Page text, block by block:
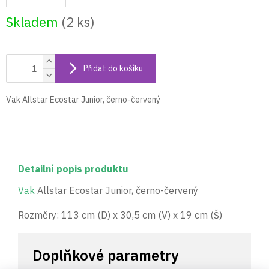
Skladem (2 ks)
Přidat do košíku
Vak Allstar Ecostar Junior, černo-červený
Detailní popis produktu
Vak Allstar Ecostar Junior, černo-červený
Rozměry: 113 cm (D) x 30,5 cm (V) x 19 cm (Š)
Doplňkové parametry